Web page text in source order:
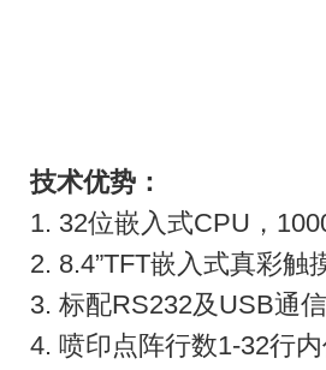
技术优势：
1. 32位嵌入式CPU，
2. 8.4”TFT嵌入式真彩触
3. 标配RS232及USB通
4. 喷印点阵行数1-32行